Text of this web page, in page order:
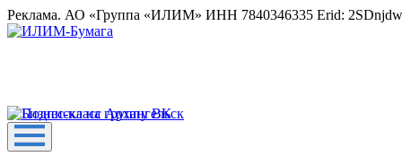
Реклама. АО «Группа «ИЛИМ» ИНН 7840346335 Erid: